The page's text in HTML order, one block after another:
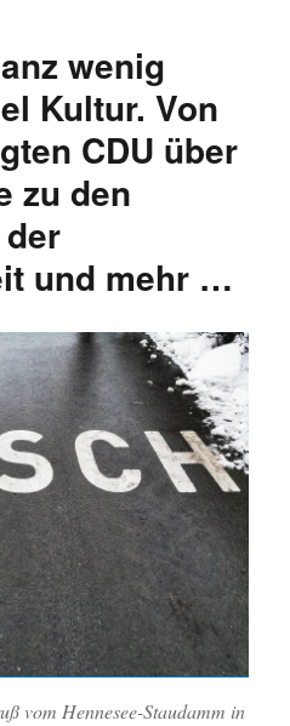
wenig
Kultur. Von
CDU über
zu den
und mehr …
vom Hennesee-Staudamm in